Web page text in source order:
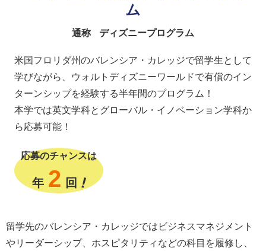
ム
通称 ディズニープログラム
米国フロリダ州のバレンシア・カレッジで留学生として
学びながら、
ウォルトディズニーワールドで有償のイン
ターンシップを経験する半年間のプログラム！
本学では英文学科とグローバル・イノベーション学科か
ら応募可能！
応募のチャンスは
年 2 回 !
留学先のバレンシア・カレッジではビジネスマネジメント
やリーダーシップ、ホスピタリティなどの科目を履修し、